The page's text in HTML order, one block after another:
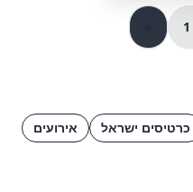
כרטיסים ישראל
אירועים